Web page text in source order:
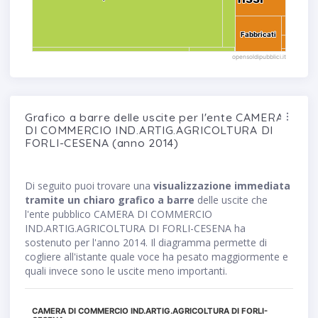
Fabbricati
Fabbricati
opensoldipubblici.it
Grafico a barre delle uscite per l'ente CAMERA
DI COMMERCIO IND.ARTIG.AGRICOLTURA DI
FORLI-CESENA (anno 2014)
Di seguito puoi trovare una visualizzazione immediata
tramite un chiaro grafico a barre delle uscite che
l'ente pubblico CAMERA DI COMMERCIO
IND.ARTIG.AGRICOLTURA DI FORLI-CESENA ha
sostenuto per l'anno 2014. Il diagramma permette di
cogliere all'istante quale voce ha pesato maggiormente e
quali invece sono le uscite meno importanti.
CAMERA DI COMMERCIO IND.ARTIG.AGRICOLTURA DI FORLI-